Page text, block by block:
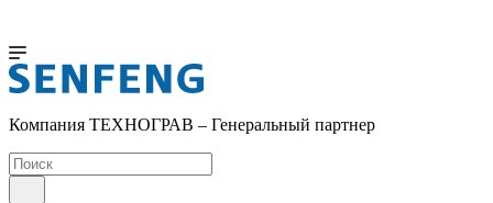
Компания ТЕХНОГРАВ – Генеральный партнер